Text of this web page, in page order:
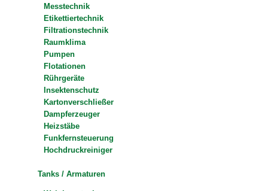
Messtechnik
Etikettiertechnik
Filtrationstechnik
Raumklima
Pumpen
Flotationen
Rührgeräte
Insektenschutz
Kartonverschließer
Dampferzeuger
Heizstäbe
Funkfernsteuerung
Hochdruckreiniger
Tanks / Armaturen